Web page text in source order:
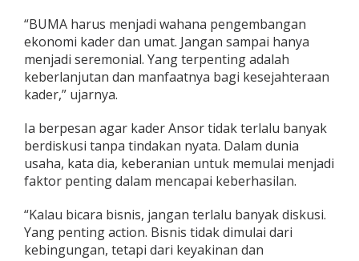
“BUMA harus menjadi wahana pengembangan
ekonomi kader dan umat. Jangan sampai hanya
menjadi seremonial. Yang terpenting adalah
keberlanjutan dan manfaatnya bagi kesejahteraan
kader,” ujarnya.
Ia berpesan agar kader Ansor tidak terlalu banyak
berdiskusi tanpa tindakan nyata. Dalam dunia
usaha, kata dia, keberanian untuk memulai menjadi
faktor penting dalam mencapai keberhasilan.
“Kalau bicara bisnis, jangan terlalu banyak diskusi.
Yang penting action. Bisnis tidak dimulai dari
kebingungan, tetapi dari keyakinan dan